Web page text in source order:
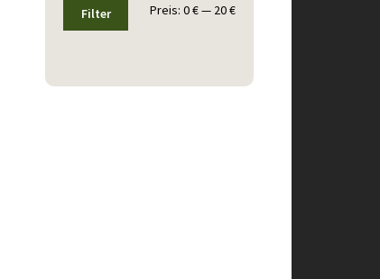
Min.
Max.
Filter Preis: 0 €— 20 €